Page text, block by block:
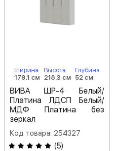
Ширина
179.1 см
Высота
218.3 см
Глубина
52 см
ВИВА ШР-4 Белый/
Платина ЛДСП Белый/
МДФ Платина без
зеркал
Код товара: 254327
(5)